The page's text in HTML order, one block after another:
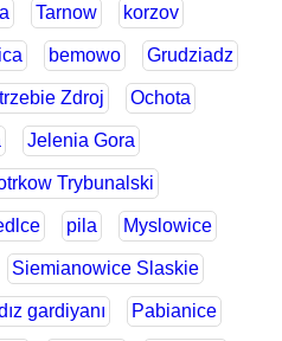
Tarnow korzov
bemowo Grudziadz
Zdroj Ochota
Jelenia Gora
Trybunalski
pila Myslowice
Siemianowice Slaskie
gardiyanı Pabianice